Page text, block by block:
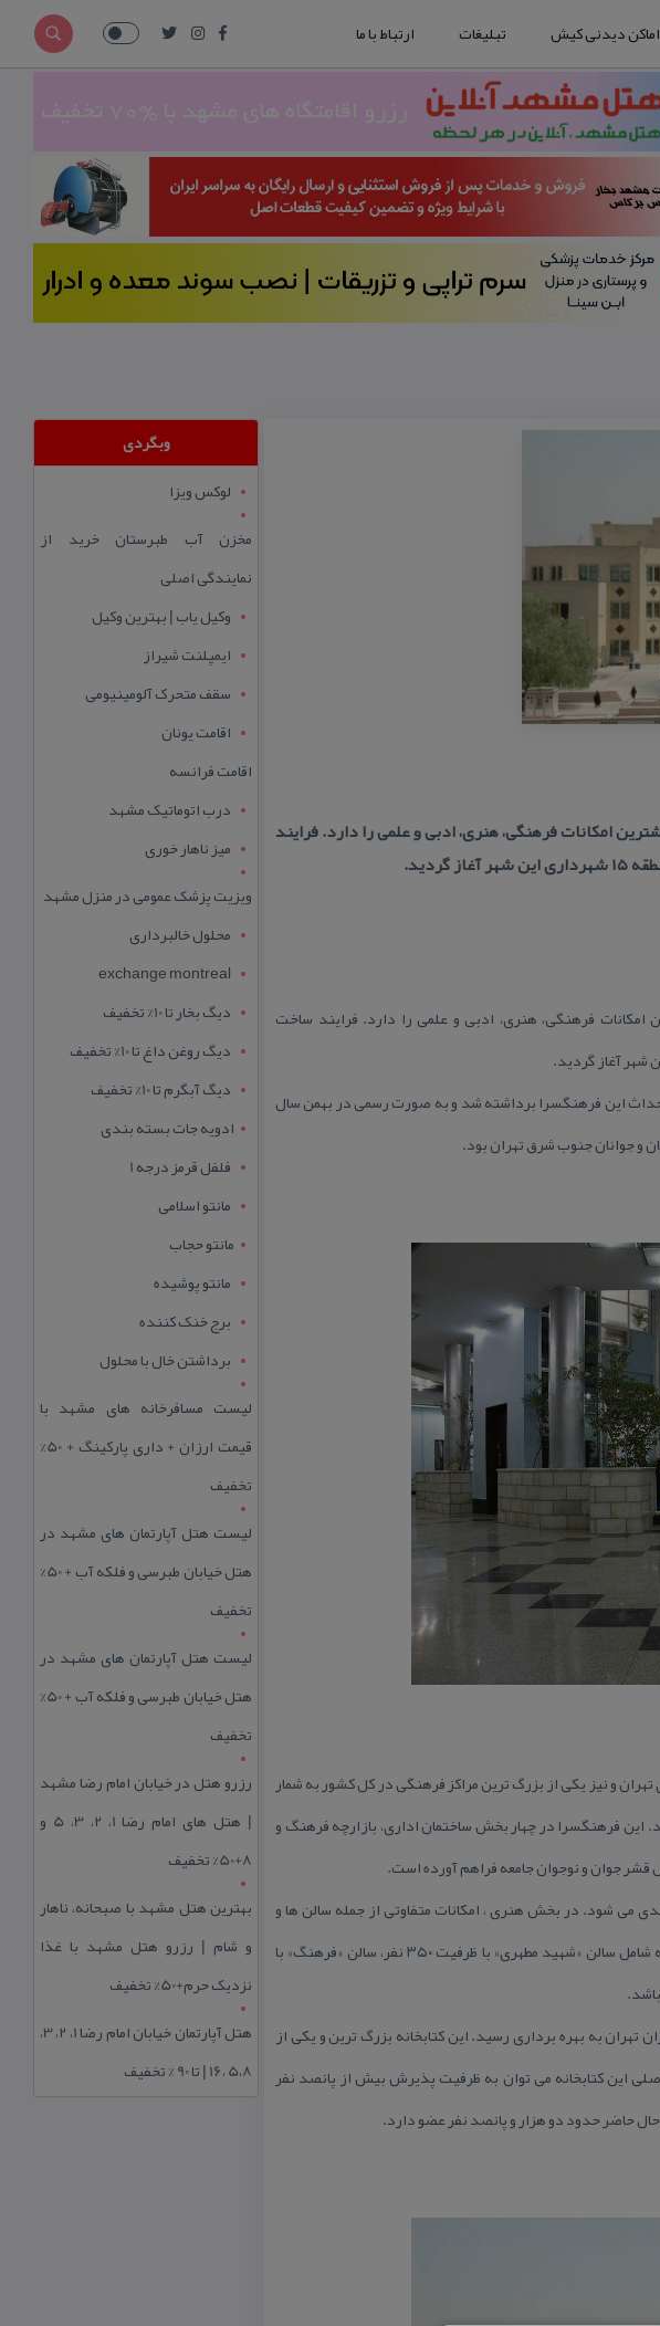
اماکن دیدنی کیش تبلیغات ارتباط با ما
امكانات فرهنگی، هنری، ادبی و علمی را دارد. فرایند
فرهنگی، هنری، ادبی و علمی را دارد. فرایند ساخت
برای احداث این فرهنگسرا برداشته شد و به صورت رسمی در بهمن سال
و نیز یكی از بزرگ ترین مراكز فرهنگی در كل كشور به شمار
۲۴۰۰۰ متر مربع و مساحتی بالغ بر ۸۳۰۰۰ متر مربع می باشد. این فرهنگسرا در چهار بخش ساختمان اداری، بازارچه فرهنگ و
قشر جوان و نوجوان جامعه فراهم آورده است.
و فرهنگی طبقه بندی می شود. در بخش هنری ، امكانات متفاوتی از جمله سالن‌ ها و
نگارخانه‌ ها در اختیار جوانان منطقه قرار گرفته است. این بخش از چهار سالن تشكیل شده كه شامل سالن «شهید مطهری» با ظرفیت ۳۵۰ نفر، سالن «فرهنگ» با
بخش های فرهنگسرای خاوران تهران به بهره برداری رسید. این كتابخانه بزرگ ترین و یكی از
این كتابخانه می توان به ظرفیت پذیرش بیش از پانصد نفر
حاضر حدود دو هزار و پانصد نفر عضو دارد.
وبگردی
لوکس ویزا
مخزن آب طبرستان خرید از
نمایندگی اصلی
وکیل یاب | بهترین وکیل
ایمپلنت شیراز
سقف متحرک آلومینیومی
اقامت یونان
اقامت فرانسه
درب اتوماتیک مشهد
میز ناهار خوری
ویزیت پزشک عمومی در منزل مشهد
محلول خالبرداری
exchange montreal
دیگ بخار تا 10% تخفیف
دیگ روغن داغ تا 10% تخفیف
دیگ آبگرم تا 10% تخفیف
ادویه جات بسته بندی
فلفل قرمز درجه 1
مانتو اسلامی
مانتو حجاب
مانتو پوشیده
برج خنک کننده
برداشتن خال با محلول
لیست مسافرخانه های مشهد با
قیمت ارزان + داری پارکینگ + 50%
تخفیف
لیست هتل آپارتمان های مشهد در
هتل خیابان طبرسی و فلکه آب + 50%
تخفیف
لیست هتل آپارتمان های مشهد در
هتل خیابان طبرسی و فلکه آب + 50%
تخفیف
رزرو هتل در خیابان امام رضا مشهد
| هتل‌ های امام رضا 1، 2، 3، 5 و
8+50% تخفیف
بهترین هتل مشهد با صبحانه، ناهار
و شام | رزرو هتل مشهد با غذا
نزدیک حرم+50% تخفیف
هتل آپارتمان خیابان امام رضا 1، 2، 3،
5،8 ،16 | تا 90 % تخفیف